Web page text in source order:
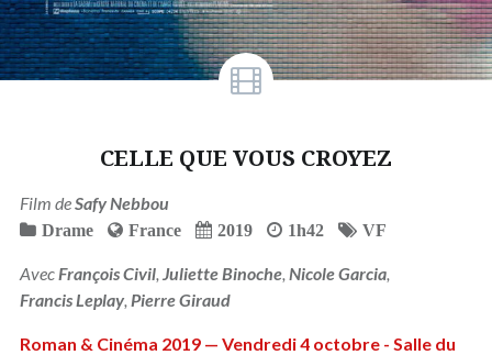
CELLE QUE VOUS CROYEZ
Film de Safy Nebbou
Drame France 2019 1h42 VF
Avec François Civil, Juliette Binoche, Nicole Garcia,
Francis Leplay, Pierre Giraud
Roman & Cinéma 2019 — Vendredi 4 octobre - Salle du